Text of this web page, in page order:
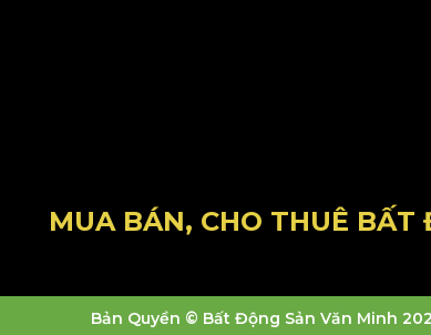
MUA BÁN, CHO THUÊ
Bản Quyền © Bất Động Sản Văn Minh